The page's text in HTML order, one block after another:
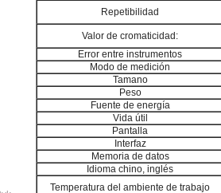
Repetibilidad
Valor de cromaticidad:
Error entre instrumentos
Modo de medición
Tamano
Peso
Fuente de energía
Vida útil
Pantalla
Interfaz
Memoria de datos
Idioma chino, inglés
Temperatura del ambiente de trabajo